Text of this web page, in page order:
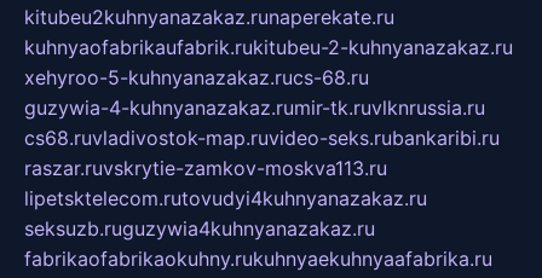
kitubeu2kuhnyanazakaz.runaperekate.ru
kuhnyaofabrikaufabrik.rukitubeu-2-kuhnyanazakaz.ru
xehyroo-5-kuhnyanazakaz.rucs-68.ru
guzywia-4-kuhnyanazakaz.rumir-tk.ruvlknrussia.ru
cs68.ruvladivostok-map.ruvideo-seks.rubankaribi.ru
raszar.ruvskrytie-zamkov-moskva113.ru
lipetsktelecom.rutovudyi4kuhnyanazakaz.ru
seksuzb.ruguzywia4kuhnyanazakaz.ru
fabrikaofabrikaokuhny.rukuhnyaekuhnyaafabrika.ru